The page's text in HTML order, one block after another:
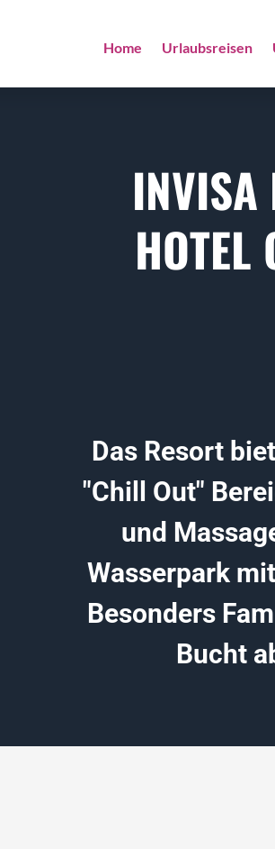
Home Urlaubsreisen
INVISA
Das Resort
"Chill Out"
und
Wasserpark
Besonders
Bucht